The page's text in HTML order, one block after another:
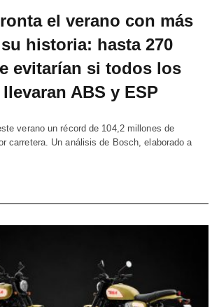
el verano con más
historia: hasta 270
evitarían si todos los
ABS y ESP
verano un récord de 104,2 millones de
carretera. Un análisis de Bosch, elaborado a